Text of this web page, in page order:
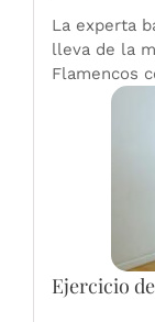
La experta
lleva de la
Flamencos
Ejercicio